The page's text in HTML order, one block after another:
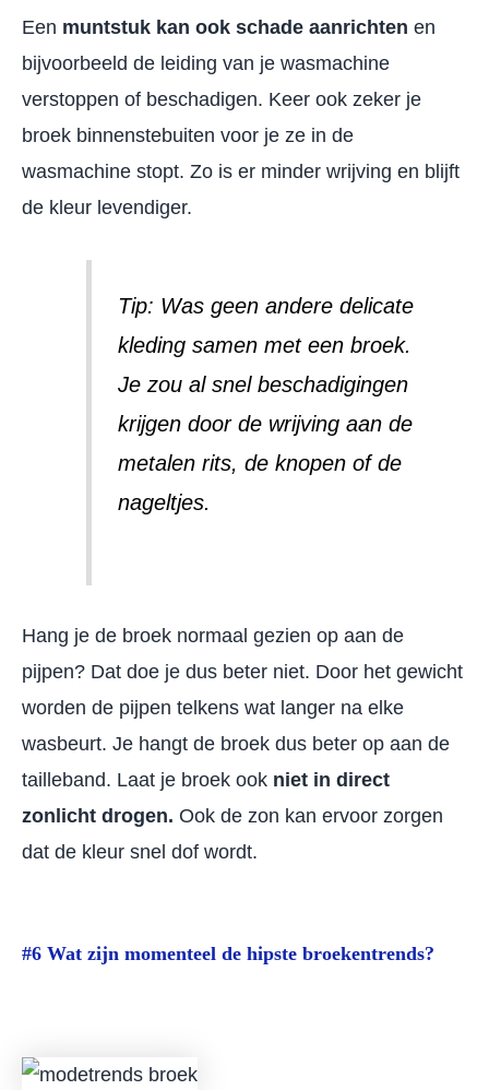
Een muntstuk kan ook schade aanrichten en
bijvoorbeeld de leiding van je wasmachine
verstoppen of beschadigen. Keer ook zeker je
broek binnenstebuiten voor je ze in de
wasmachine stopt. Zo is er minder wrijving en blijft
de kleur levendiger.
Tip: Was geen andere delicate
kleding samen met een broek.
Je zou al snel beschadigingen
krijgen door de wrijving aan de
metalen rits, de knopen of de
nageltjes.
Hang je de broek normaal gezien op aan de
pijpen? Dat doe je dus beter niet. Door het gewicht
worden de pijpen telkens wat langer na elke
wasbeurt. Je hangt de broek dus beter op aan de
tailleband. Laat je broek ook niet in direct
zonlicht drogen. Ook de zon kan ervoor zorgen
dat de kleur snel dof wordt.
#6 Wat zijn momenteel de hipste broekentrends?